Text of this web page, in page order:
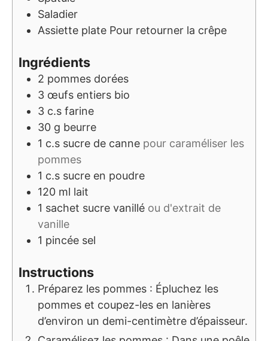
Saladier
Assiette plate Pour retourner la crêpe
Ingrédients
2 pommes dorées
3 œufs entiers bio
3 c.s farine
30 g beurre
1 c.s sucre de canne pour caraméliser les
pommes
1 c.s sucre en poudre
120 ml lait
1 sachet sucre vanillé ou d'extrait de
vanille
1 pincée sel
Instructions
Préparez les pommes : Épluchez les
pommes et coupez-les en lanières
d’environ un demi-centimètre d’épaisseur.